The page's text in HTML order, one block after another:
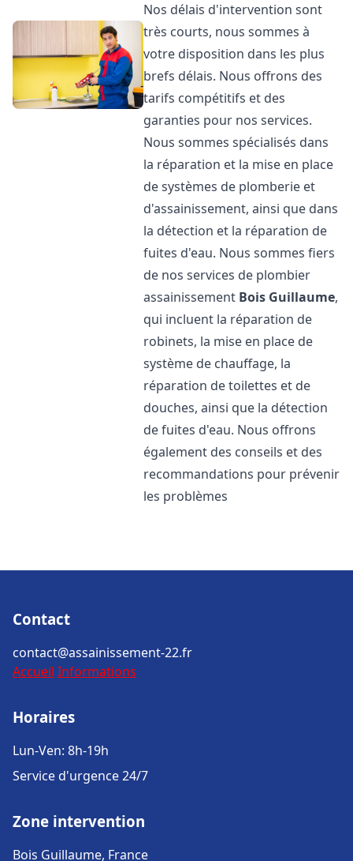
Nos délais d'intervention sont
très courts, nous sommes à
votre disposition dans les plus
brefs délais. Nous offrons des
tarifs compétitifs et des
garanties pour nos services.
Nous sommes spécialisés dans
la réparation et la mise en place
de systèmes de plomberie et
d'assainissement, ainsi que dans
la détection et la réparation de
fuites d'eau. Nous sommes fiers
de nos services de plombier
assainissement Bois Guillaume,
qui incluent la réparation de
robinets, la mise en place de
système de chauffage, la
réparation de toilettes et de
douches, ainsi que la détection
de fuites d'eau. Nous offrons
également des conseils et des
recommandations pour prévenir
les problèmes
Contact
contact@assainissement-22.fr
Accueil Informations
Horaires
Lun-Ven: 8h-19h
Service d'urgence 24/7
Zone intervention
Bois Guillaume, France